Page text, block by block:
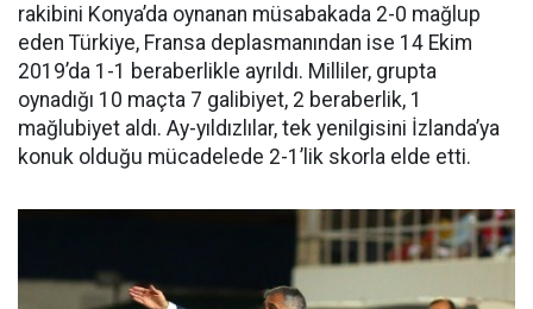
rakibini Konya’da oynanan müsabakada 2-0 mağlup
eden Türkiye, Fransa deplasmanından ise 14 Ekim
2019’da 1-1 beraberlikle ayrıldı. Milliler, grupta
oynadığı 10 maçta 7 galibiyet, 2 beraberlik, 1
mağlubiyet aldı. Ay-yıldızlılar, tek yenilgisini İzlanda’ya
konuk olduğu mücadelede 2-1’lik skorla elde etti.